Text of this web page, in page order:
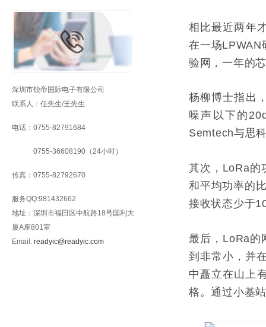
深圳市锐帝国际电子有限公司
联系人：任先生/王先生
电话：0755-82791684
0755-36608190（24小时）
传真：0755-82792670
服务QQ:981432662
地址：深圳市福田区中航路18号国利大
厦A座801室
Email: readyic@readyic.com
相比最近两年
在一场LPWAN
验网，一年的
杨柳博士指出
噪声以下的
Semtech与思
其次，LoRa的
和平均功率的
接收状态少于
最后，LoRa的
到非常小，并
中矗立在山上
格。通过小基